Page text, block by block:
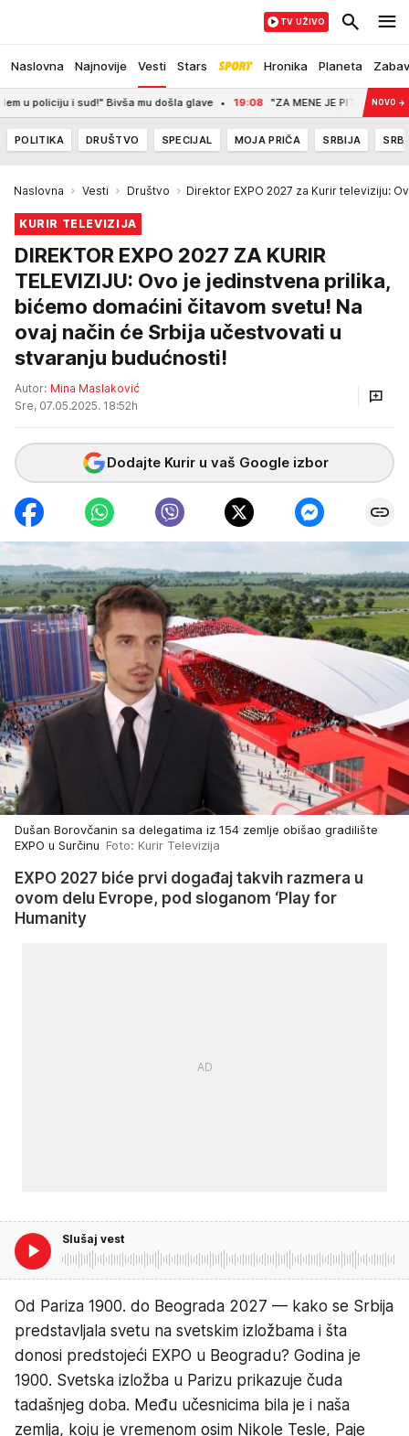
Naslovna Najnovije Vesti Stars Hronika Planeta
TV UŽIVO
i sud!" Bivša mu došla glave 19:08 "ZA MENE JE PITANJE KAD ĆE DANOVO →
POLITIKA DRUŠTVO SPECIJAL MOJA PRIČA SRBIJA
Naslovna Vesti Društvo Direktor EXPO 2027 za Kurir televiziju:
KURIR TELEVIZIJA
DIREKTOR EXPO 2027 ZA KURIR
TELEVIZIJU: Ovo je jedinstvena prilika,
bićemo domaćini čitavom svetu! Na
ovaj način će Srbija učestvovati u
stvaranju budućnosti!
Autor: Mina Maslaković
Sre, 07.05.2025. 18:52h
Dodajte Kurir u vaš Google izbor
Dušan Borovčanin sa delegatima iz 154 zemlje obišao gradilište
EXPO u Surčinu Foto: Kurir Televizija
EXPO 2027 biće prvi događaj takvih razmera u
ovom delu Evrope, pod sloganom ‘Play for
Humanity
Slušaj vest
Od Pariza 1900. do Beograda 2027 — kako se Srbija
predstavljala svetu na svetskim izložbama i šta
donosi predstojeći EXPO u Beogradu? Godina je
1900. Svetska izložba u Parizu prikazuje čuda
tadašnjeg doba. Među učesnicima bila je i naša
zemlja, koju je vremenom osim Nikole Tesle, Paje